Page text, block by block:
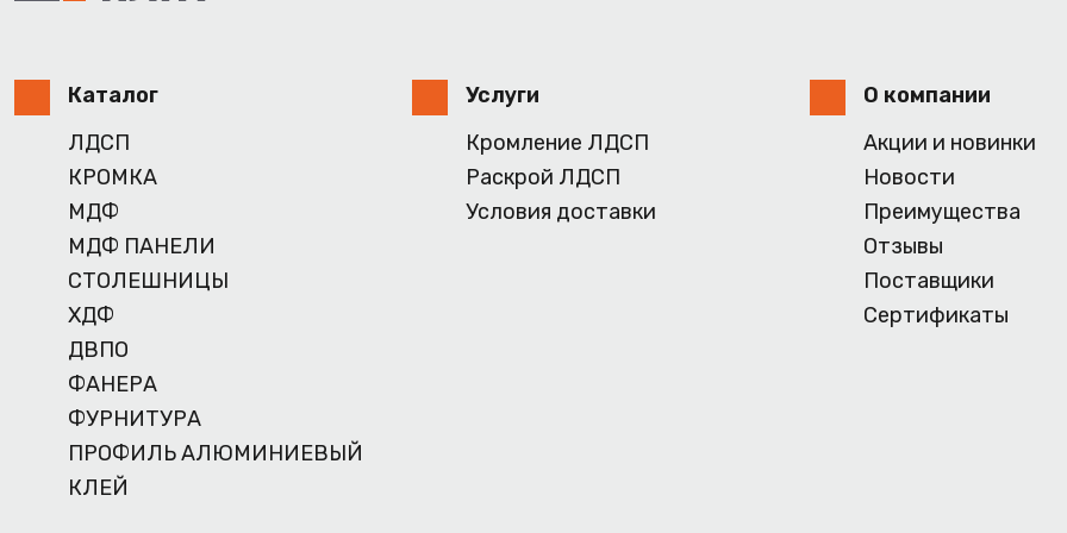
Каталог
ЛДСП
КРОМКА
МДФ
МДФ ПАНЕЛИ
СТОЛЕШНИЦЫ
ХДФ
ДВПО
ФАНЕРА
ФУРНИТУРА
ПРОФИЛЬ АЛЮМИНИЕВЫЙ
КЛЕЙ
Услуги
Кромление ЛДСП
Раскрой ЛДСП
Условия доставки
О компании
Акции и новинки
Новости
Преимущества
Отзывы
Поставщики
Сертификаты